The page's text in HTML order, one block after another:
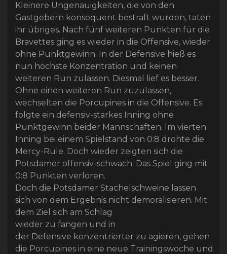
Kleinere Ungenauigkeiten, die von den
Gastgebern konsequent bestraft wurden, taten
ihr übriges. Nach fünf weiteren Punkten für die
Bravettes ging es wieder in die Offensive, wieder
ohne Punktgewinn. In der Defensive hieß es
nun höchste Konzentration und keinen
weiteren Run zulassen. Diesmal lief es besser.
Ohne einen weiteren Run zuzulassen,
wechselten die Porcupines in die Offensive. Es
folgte ein defensiv-starkes Inning ohne
Punktgewinn beider Mannschaften. Im vierten
Inning bei einem Spielstand von 0:8 drohte die
Mercy-Rule. Doch wieder zeigten sich die
Potsdamer offensiv-schwach. Das Spiel ging mit
0:8 Punkten verloren.
Doch die Potsdamer Stachelschweine lassen
sich von dem Ergebnis nicht demoralisieren. Mit
dem Ziel sich am Schlag
wieder zu fangen und in
der Defensive konzentrierter zu agieren, gehen
die Porcupines in eine neue Trainingswoche und